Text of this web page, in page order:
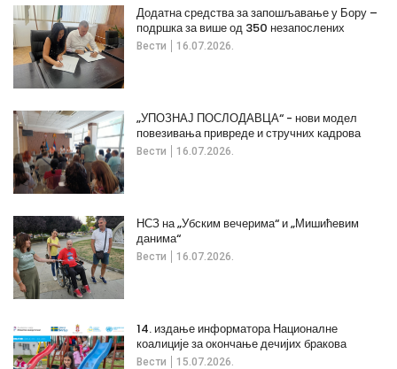
Вести 16.07.2026.
Додатна средства за запошљавање у Бору –
подршка за више од 350 незапослених
Вести 16.07.2026.
„УПОЗНАЈ ПОСЛОДАВЦА“ - нови модел
повезивања привреде и стручних кадрова
Вести 16.07.2026.
НСЗ на „Убским вечерима“ и „Мишићевим
данима“
Вести 15.07.2026.
14. издање информатора Националне
коалиције за окончање дечијих бракова